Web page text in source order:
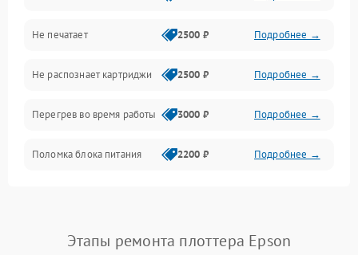
Оптика
Программное обеспечение
Корпус/Герметичность
Интерфейсы
Не печатает 2500 ₽ Подробнее →
Не распознает картриджи 2500 ₽ Подробнее →
Перегрев во время работы 3000 ₽ Подробнее →
Поломка блока питания 2200 ₽ Подробнее →
Этапы ремонта плоттера Epson